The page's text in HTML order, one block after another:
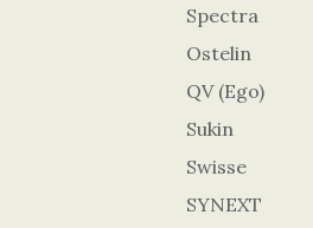
Spectra
Ostelin
QV (Ego)
Sukin
Swisse
SYNEXT